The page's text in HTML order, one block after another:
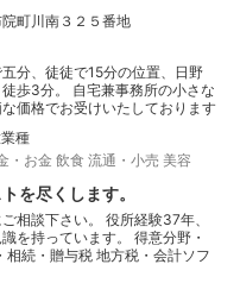
町川南３２５番地
分、徒徒で15分の位置、日野
歩3分。 自宅兼事務所の小さな
価格でお受けいたしております
種
・お金 飲食 流通・小売 美容
を尽くします。
相談下さい。 役所経験37年、
を持っています。 得意分野・
続・贈与税 地方税・会計ソフ